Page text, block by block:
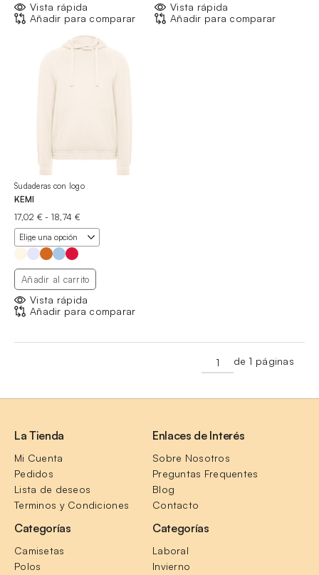
Vista rápida
Añadir para comparar
Vista rápida
Añadir para comparar
Sudaderas con logo
KEMI
17,02 € - 18,74 €Rango
de
precios:
desde
hasta
18,74 €
Añadir al carrito
Vista rápida
Añadir para comparar
de 1 páginas
La Tienda
Mi Cuenta
Pedidos
Lista de deseos
Terminos y Condiciones
Enlaces de Interés
Sobre Nosotros
Preguntas Frequentes
Blog
Contacto
Categorías
Camisetas
Polos
Categorías
Laboral
Invierno